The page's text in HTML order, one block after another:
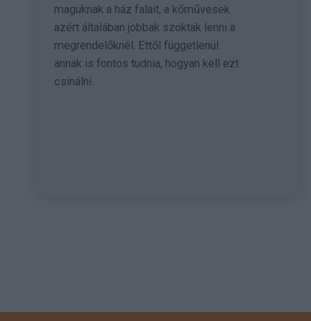
maguknak a ház falait, a kőművesek
azért általában jobbak szoktak lenni a
megrendelőknél. Ettől függetlenül
annak is fontos tudnia, hogyan kell ezt
csinálni...